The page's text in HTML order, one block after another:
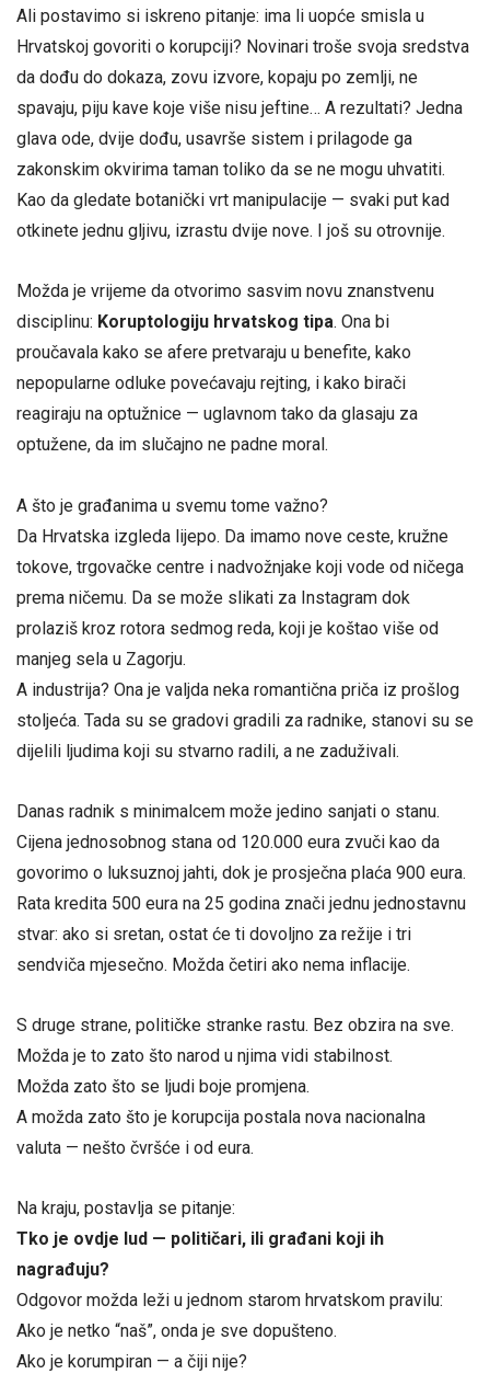
Ali postavimo si iskreno pitanje: ima li uopće smisla u
Hrvatskoj govoriti o korupciji? Novinari troše svoja sredstva
da dođu do dokaza, zovu izvore, kopaju po zemlji, ne
spavaju, piju kave koje više nisu jeftine… A rezultati? Jedna
glava ode, dvije dođu, usavrše sistem i prilagode ga
zakonskim okvirima taman toliko da se ne mogu uhvatiti.
Kao da gledate botanički vrt manipulacije — svaki put kad
otkinete jednu gljivu, izrastu dvije nove. I još su otrovnije.
Možda je vrijeme da otvorimo sasvim novu znanstvenu
disciplinu: Koruptologiju hrvatskog tipa. Ona bi
proučavala kako se afere pretvaraju u benefite, kako
nepopularne odluke povećavaju rejting, i kako birači
reagiraju na optužnice — uglavnom tako da glasaju za
optužene, da im slučajno ne padne moral.
A što je građanima u svemu tome važno?
Da Hrvatska izgleda lijepo. Da imamo nove ceste, kružne
tokove, trgovačke centre i nadvožnjake koji vode od ničega
prema ničemu. Da se može slikati za Instagram dok
prolaziš kroz rotora sedmog reda, koji je koštao više od
manjeg sela u Zagorju.
A industrija? Ona je valjda neka romantična priča iz prošlog
stoljeća. Tada su se gradovi gradili za radnike, stanovi su se
dijelili ljudima koji su stvarno radili, a ne zaduživali.
Danas radnik s minimalcem može jedino sanjati o stanu.
Cijena jednosobnog stana od 120.000 eura zvuči kao da
govorimo o luksuznoj jahti, dok je prosječna plaća 900 eura.
Rata kredita 500 eura na 25 godina znači jednu jednostavnu
stvar: ako si sretan, ostat će ti dovoljno za režije i tri
sendviča mjesečno. Možda četiri ako nema inflacije.
S druge strane, političke stranke rastu. Bez obzira na sve.
Možda je to zato što narod u njima vidi stabilnost.
Možda zato što se ljudi boje promjena.
A možda zato što je korupcija postala nova nacionalna
valuta — nešto čvršće i od eura.
Na kraju, postavlja se pitanje:
Tko je ovdje lud — političari, ili građani koji ih
nagrađuju?
Odgovor možda leži u jednom starom hrvatskom pravilu:
Ako je netko “naš”, onda je sve dopušteno.
Ako je korumpiran — a čiji nije?